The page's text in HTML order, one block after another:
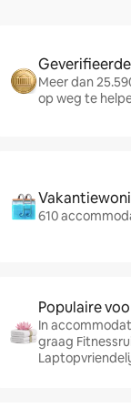
Meer dan
op weg te
610
Populaire
In
graag